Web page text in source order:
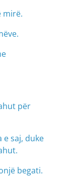
mirë.
për
e saj, duke
begati.